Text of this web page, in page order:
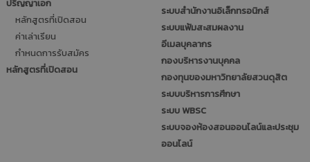
ปริญญาเอก
หลักสูตรที่เปิดสอน
ค่าเล่าเรียน
กำหนดการรับสมัคร
หลักสูตรที่เปิดสอน
ระบบสำนักงานอิเล็กทรอนิกส์
ระบบแฟ้มสะสมผลงาน
อีเมลบุคลากร
กองบริหารงานบุคคล
กองทุนของมหาวิทยาลัยสวนดุสิต
ระบบบริหารการศึกษา
ระบบ WBSC
ระบบจองห้องสอนออนไลน์และประชุม
ออนไลน์